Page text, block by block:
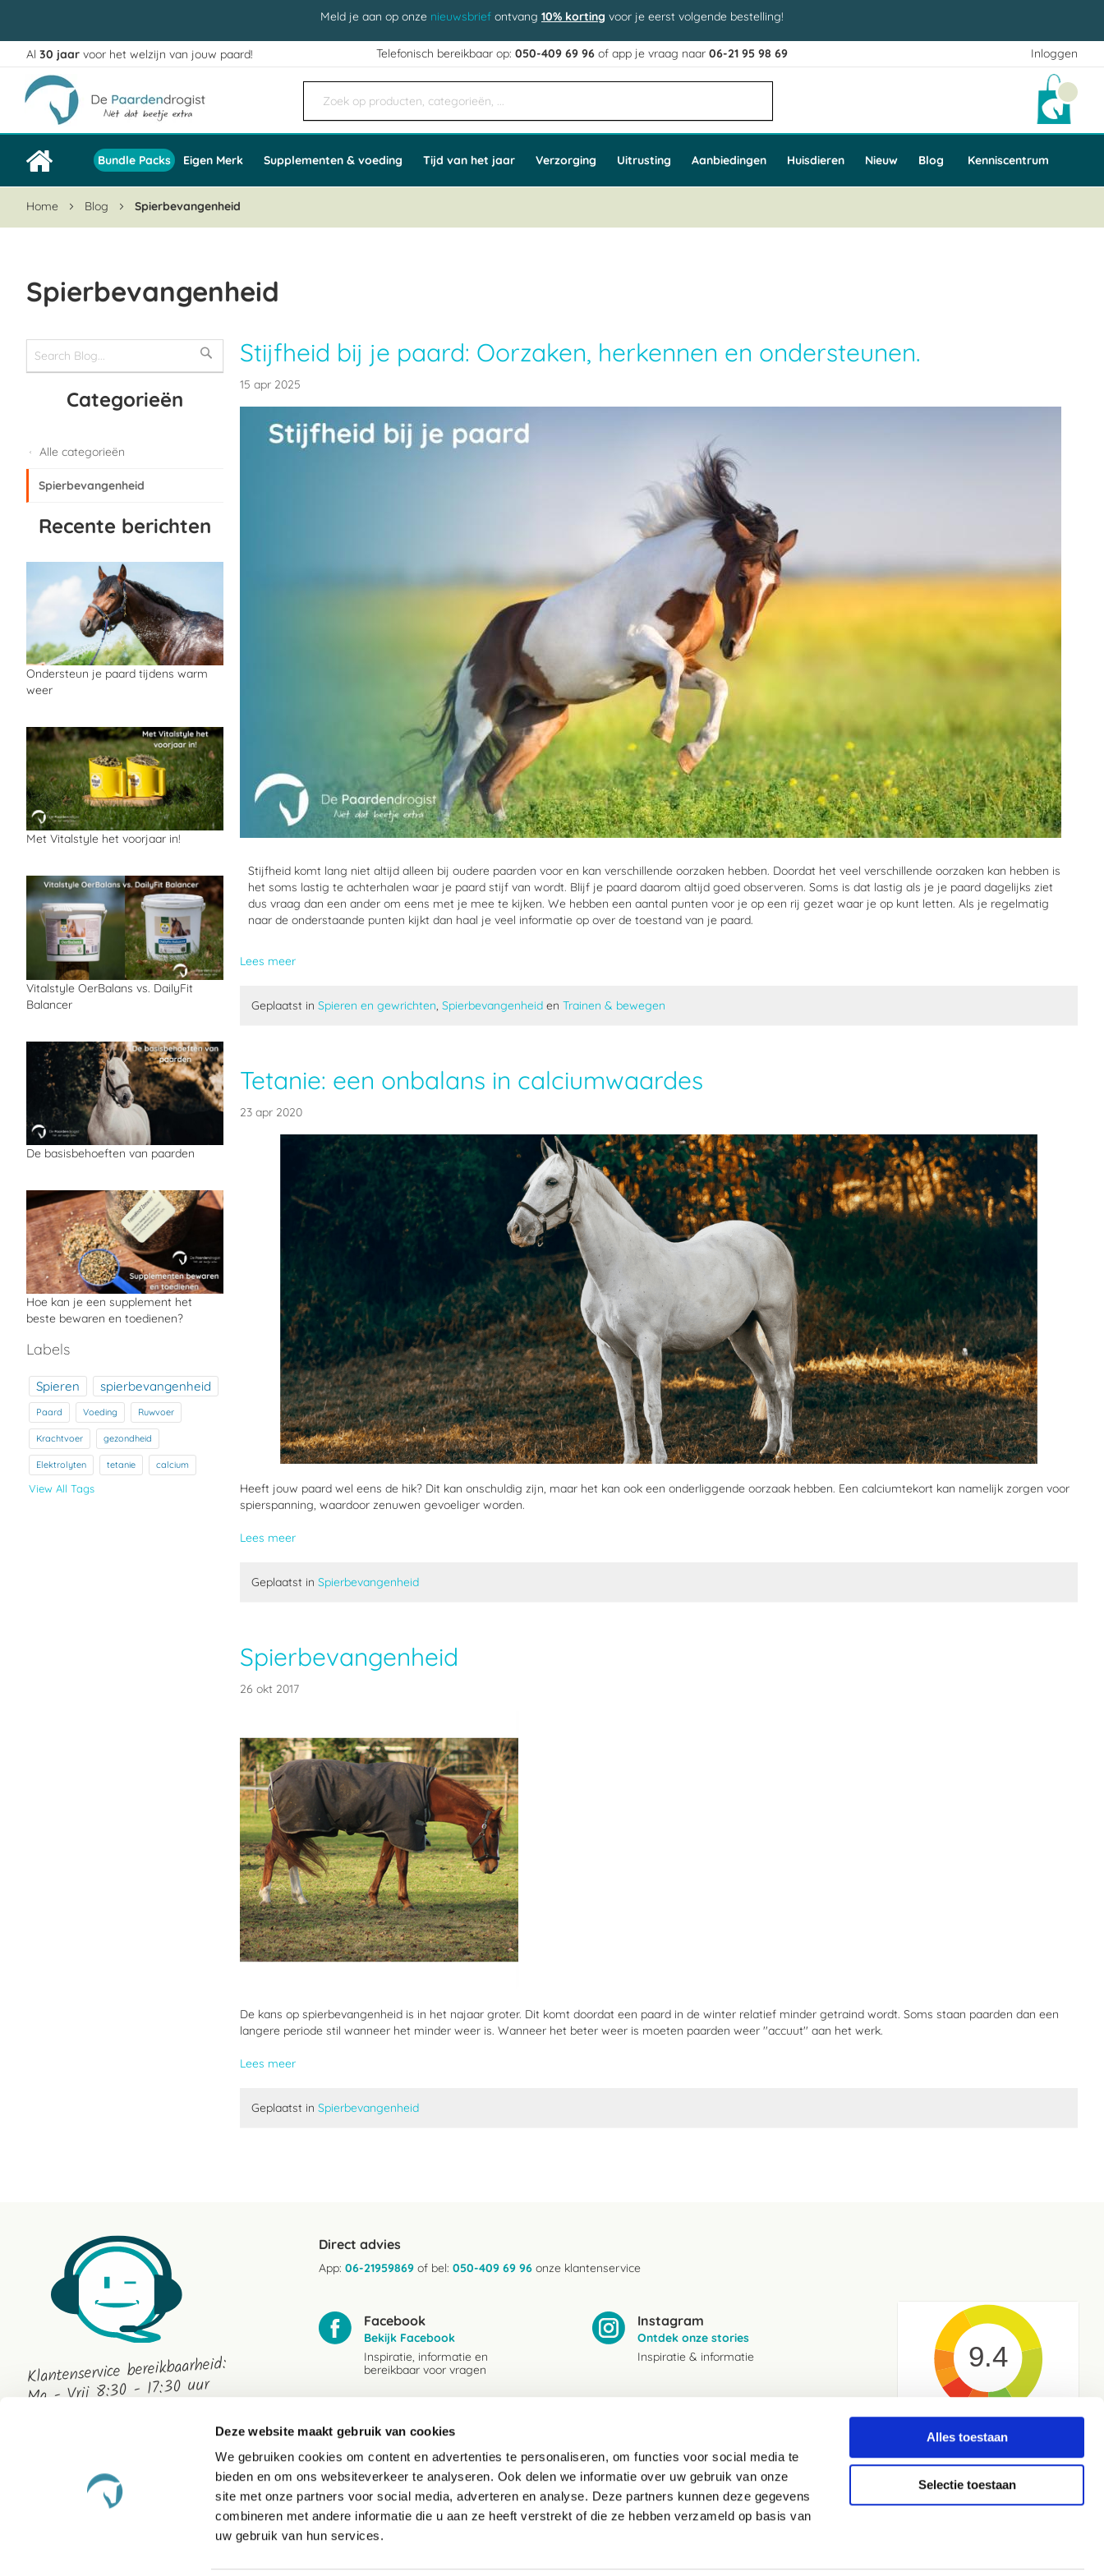
Deze website maakt gebruik van cookies
We gebruiken cookies om content en advertenties te personaliseren, om functies voor social media te
bieden en om ons websiteverkeer te analyseren. Ook delen we informatie over uw gebruik van onze
site met onze partners voor social media, adverteren en analyse. Deze partners kunnen deze gegevens
combineren met andere informatie die u aan ze heeft verstrekt of die ze hebben verzameld op basis van
uw gebruik van hun services.
Alles toestaan
Selectie toestaan
Meld je aan op onze nieuwsbrief ontvang 10% korting voor je eerst volgende bestelling!
Inloggen
Ga
naar
de
inhoud
Al 30 jaar voor het welzijn van jouw paard! Telefonisch bereikbaar op:050-409 69 96 of app je vraag naar06-21 95 98 69
Bundle Packs Eigen Merk Supplementen & voeding Tijd van het jaar Verzorging Uitrusting Aanbiedingen Huisdieren Nieuw Blog Kenniscentrum
Home Blog Spierbevangenheid
Spierbevangenheid
Stijfheid bij je paard: Oorzaken, herkennen en ondersteunen.
15 apr 2025
Stijfheid komt lang niet altijd alleen bij oudere paarden voor en kan verschillende oorzaken hebben. Doordat het veel verschillende oorzaken kan hebben is
het soms lastig te achterhalen waar je paard stijf van wordt. Blijf je paard daarom altijd goed observeren. Soms is dat lastig als je je paard dagelijks ziet
dus vraag dan een ander om eens met je mee te kijken. We hebben een aantal punten voor je op een rij gezet waar je op kunt letten. Als je regelmatig
naar de onderstaande punten kijkt dan haal je veel informatie op over de toestand van je paard.
Lees meer
Geplaatst inSpieren en gewrichten,Spierbevangenheid enTrainen & bewegen
Tetanie: een onbalans in calciumwaardes
23 apr 2020
Heeft jouw paard wel eens de hik? Dit kan onschuldig zijn, maar het kan ook een onderliggende oorzaak hebben. Een calciumtekort kan namelijk zorgen voor
spierspanning, waardoor zenuwen gevoeliger worden.
Lees meer
Geplaatst inSpierbevangenheid
Spierbevangenheid
26 okt 2017
De kans op spierbevangenheid is in het najaar groter. Dit komt doordat een paard in de winter relatief minder getraind wordt. Soms staan paarden dan een
langere periode stil wanneer het minder weer is. Wanneer het beter weer is moeten paarden weer ''accuut'' aan het werk.
Lees meer
Geplaatst inSpierbevangenheid
Categorieën
Alle categorieën
Spierbevangenheid
Recente berichten
Ondersteun je paard tijdens warm
weer
Met Vitalstyle het voorjaar in!
Vitalstyle OerBalans vs. DailyFit
Balancer
De basisbehoeften van paarden
Hoe kan je een supplement het
beste bewaren en toedienen?
Labels
Spieren spierbevangenheid
Paard Voeding Ruwvoer
Krachtvoer gezondheid
Elektrolyten tetanie calcium
View All Tags
Klantenservice bereikbaarheid:
Ma - Vrij 8:30 - 17:30 uur
Direct advies
App: 06-21959869 of bel: 050-409 69 96 onze klantenservice
Facebook
Bekijk Facebook
Inspiratie, informatie en
bereikbaar voor vragen
Instagram
Ontdek onze stories
Inspiratie & informatie
advies@paardendrogist.nl
Wij reageren binnen 1 werkdag op
Direct in contact met één van
9.4
2144beoordelingen